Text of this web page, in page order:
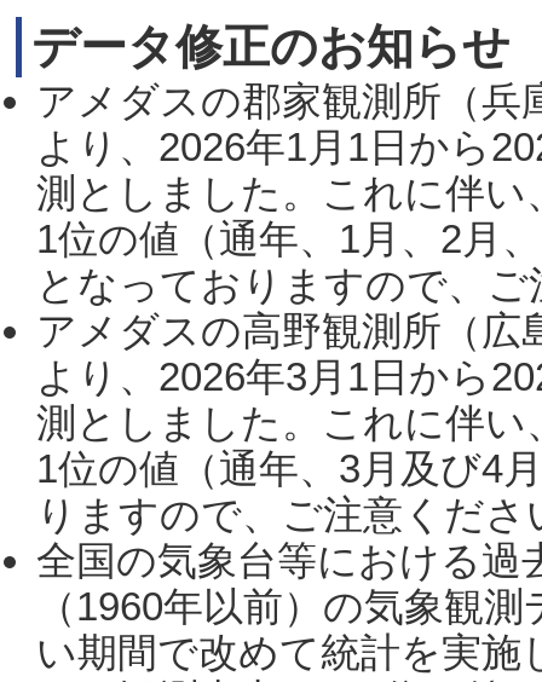
データ修正のお知らせ
アメダスの郡家観測所（
より、2026年1月1日から
測としました。これに伴い
1位の値（通年、1月、2月
となっておりますので、
アメダスの高野観測所（
より、2026年3月1日から
測としました。これに伴い
1位の値（通年、3月及び4
りますので、ご注意くだ
全国の気象台等における過
（1960年以前）の気象観
い期間で改めて統計を実